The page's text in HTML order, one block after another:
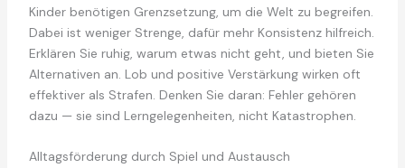
Kinder benötigen Grenzsetzung, um die Welt zu begreifen.
Dabei ist weniger Strenge, dafür mehr Konsistenz hilfreich.
Erklären Sie ruhig, warum etwas nicht geht, und bieten Sie
Alternativen an. Lob und positive Verstärkung wirken oft
effektiver als Strafen. Denken Sie daran: Fehler gehören
dazu — sie sind Lerngelegenheiten, nicht Katastrophen.
Alltagsförderung durch Spiel und Austausch